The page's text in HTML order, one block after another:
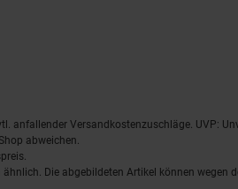
anfallender Versandkostenzuschläge. UVP:
abweichen.
Die abgebildeten Artikel können wegen